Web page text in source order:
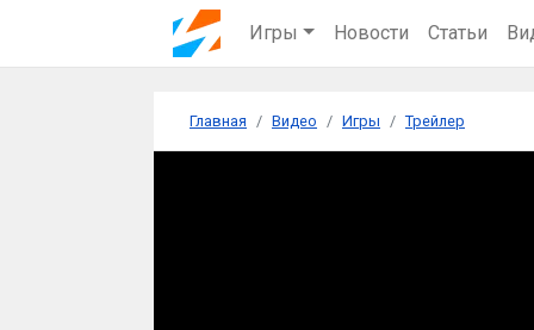
Игры Новости Статьи
Главная Видео Игры Трейлер